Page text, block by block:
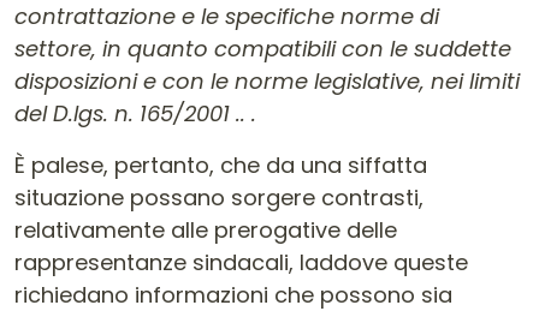
contrattazione e le specifiche norme di
settore, in quanto compatibili con le suddette
disposizioni e con le norme legislative, nei limiti
del D.lgs. n. 165/2001 .. .
È palese, pertanto, che da una siffatta
situazione possano sorgere contrasti,
relativamente alle prerogative delle
rappresentanze sindacali, laddove queste
richiedano informazioni che possono sia